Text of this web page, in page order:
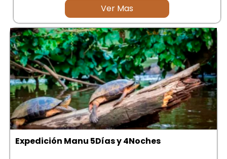
Ver Mas
Expedición Manu 5Días y 4Noches